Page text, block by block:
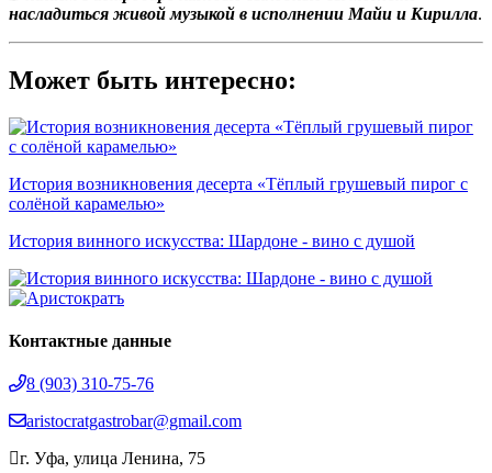
насладиться живой музыкой в исполнении Майи и Кирилла.
Может быть интересно:
История возникновения десерта «Тёплый грушевый пирог с
солёной карамелью»
История винного искусства: Шардоне - вино с душой
Контактные данные
8 (903) 310‑75‑76
aristocratgastrobar@gmail.com
г. Уфа, улица Ленина, 75